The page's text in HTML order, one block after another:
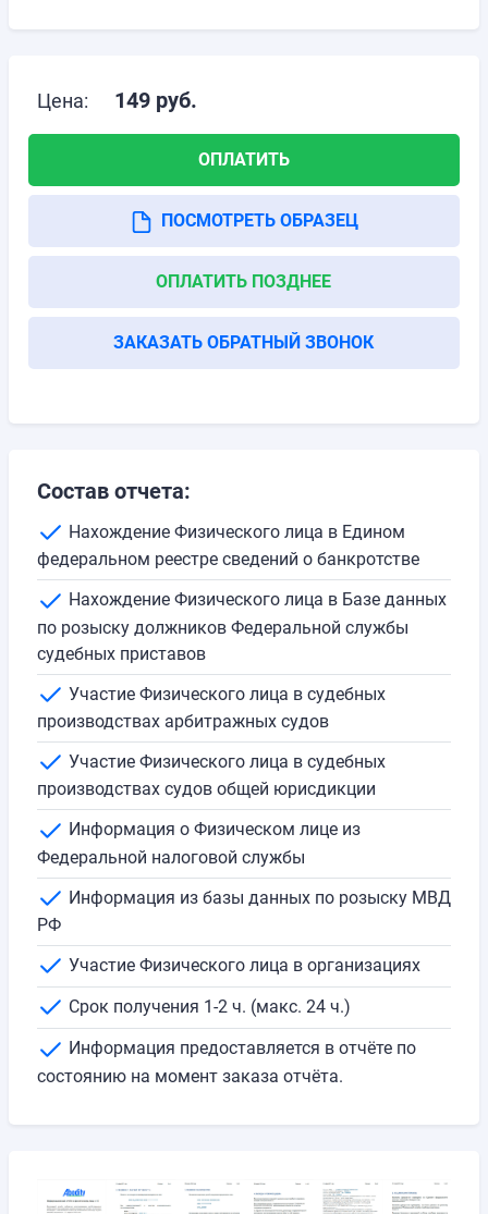
Цена: 149 руб.
ОПЛАТИТЬ
ПОСМОТРЕТЬ ОБРАЗЕЦ
ОПЛАТИТЬ ПОЗДНЕЕ
ЗАКАЗАТЬ ОБРАТНЫЙ ЗВОНОК
Состав отчета:
Нахождение Физического лица в Едином
федеральном реестре сведений о банкротстве
Нахождение Физического лица в Базе данных
по розыску должников Федеральной службы
судебных приставов
Участие Физического лица в судебных
производствах арбитражных судов
Участие Физического лица в судебных
производствах судов общей юрисдикции
Информация о Физическом лице из
Федеральной налоговой службы
Информация из базы данных по розыску МВД
РФ
Участие Физического лица в организациях
Срок получения 1-2 ч. (макс. 24 ч.)
Информация предоставляется в отчёте по
состоянию на момент заказа отчёта.